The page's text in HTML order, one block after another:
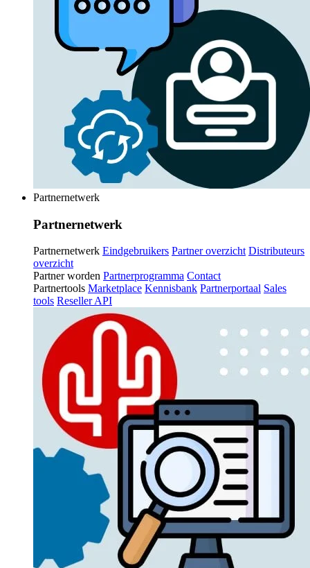
Partnernetwerk
Partnernetwerk
Partnernetwerk Eindgebruikers Partner overzicht Distributeurs
overzicht
Partner worden Partnerprogramma Contact
Partnertools Marketplace Kennisbank Partnerportaal Sales
tools Reseller API